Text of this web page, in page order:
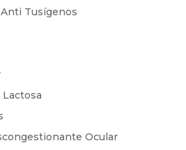
Tusígenos
Ocular